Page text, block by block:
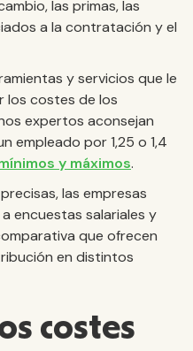
las primas, las
a la contratación y el
y servicios que le
los costes de los
expertos aconsejan
empleado por 1,25 o 1,4
y máximos.
las empresas
encuestas salariales y
que ofrecen
en distintos
costes